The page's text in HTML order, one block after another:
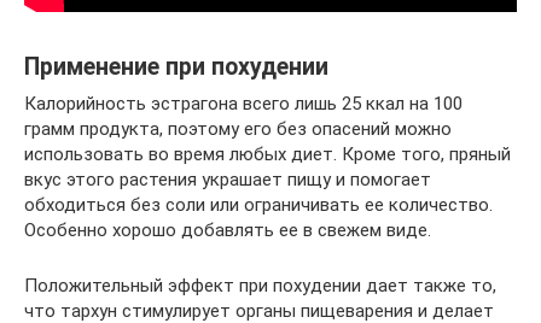
Применение при похудении
Калорийность эстрагона всего лишь 25 ккал на 100
грамм продукта, поэтому его без опасений можно
использовать во время любых диет. Кроме того, пряный
вкус этого растения украшает пищу и помогает
обходиться без соли или ограничивать ее количество.
Особенно хорошо добавлять ее в свежем виде.
Положительный эффект при похудении дает также то,
что тархун стимулирует органы пищеварения и делает